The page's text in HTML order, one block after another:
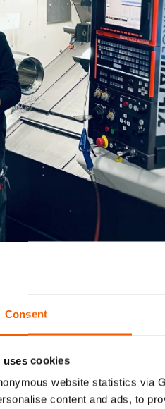
Consent
uses cookies
website statistics via
content and ads, to